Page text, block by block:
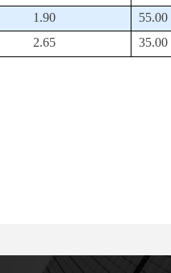
1.90 55.00
2.65 35.00